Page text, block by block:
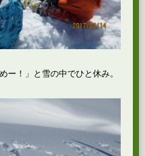
ー！」と雪の中でひと休み。